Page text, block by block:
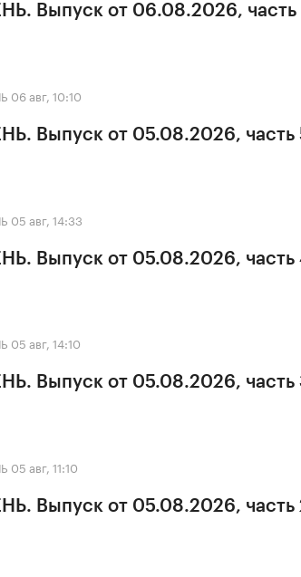
Выпуск от 06.08.2026, часть
06 авг, 10:10
Выпуск от 05.08.2026, часть
05 авг, 14:33
Выпуск от 05.08.2026, часть
05 авг, 14:10
Выпуск от 05.08.2026, часть
05 авг, 11:10
Выпуск от 05.08.2026, часть